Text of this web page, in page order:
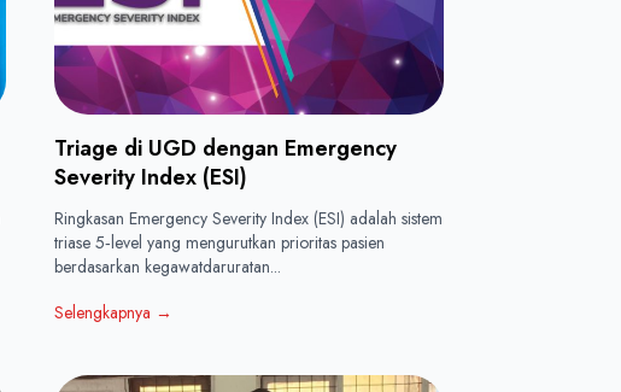
Triage di UGD dengan Emergency
Severity Index (ESI)
Ringkasan Emergency Severity Index (ESI) adalah sistem
triase 5‑level yang mengurutkan prioritas pasien
berdasarkan kegawatdaruratan...
Selengkapnya →